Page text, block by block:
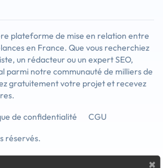
plateforme de mise en relation entre
en France. Que vous recherchiez
un rédacteur ou un expert SEO,
parmi notre communauté de milliers de
gratuitement votre projet et recevez
de confidentialité
CGU
réservés.
×